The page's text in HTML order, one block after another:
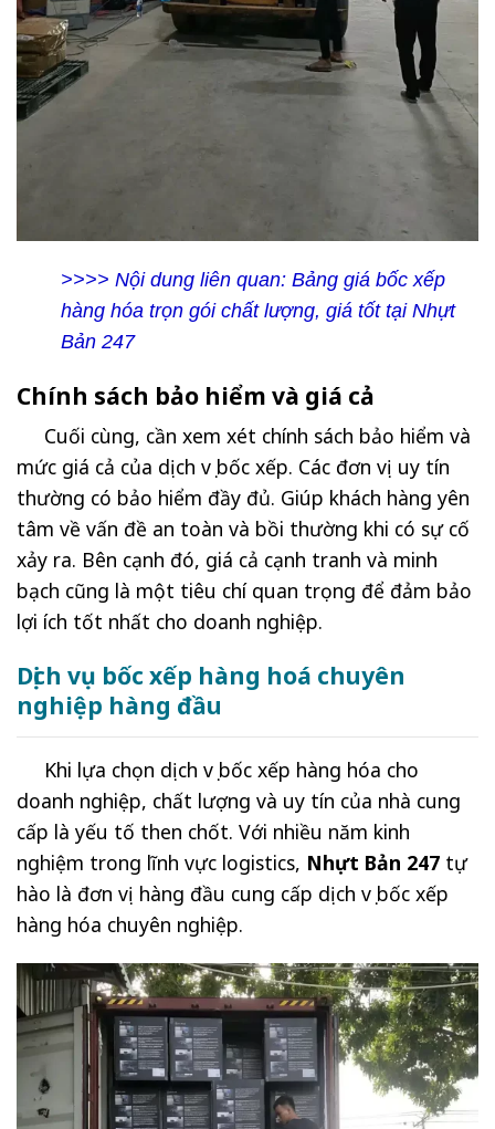
>>>> Nội dung liên quan: Bảng giá bốc xếp
hàng hóa trọn gói chất lượng, giá tốt tại Nhựt
Bản 247
Chính sách bảo hiểm và giá cả
Cuối cùng, cần xem xét chính sách bảo hiểm và
mức giá cả của dịch vụ bốc xếp. Các đơn vị uy tín
thường có bảo hiểm đầy đủ. Giúp khách hàng yên
tâm về vấn đề an toàn và bồi thường khi có sự cố
xảy ra. Bên cạnh đó, giá cả cạnh tranh và minh
bạch cũng là một tiêu chí quan trọng để đảm bảo
lợi ích tốt nhất cho doanh nghiệp.
Dịch vụ bốc xếp hàng hoá chuyên
nghiệp hàng đầu
Khi lựa chọn dịch vụ bốc xếp hàng hóa cho
doanh nghiệp, chất lượng và uy tín của nhà cung
cấp là yếu tố then chốt. Với nhiều năm kinh
nghiệm trong lĩnh vực logistics, Nhựt Bản 247 tự
hào là đơn vị hàng đầu cung cấp dịch vụ bốc xếp
hàng hóa chuyên nghiệp.